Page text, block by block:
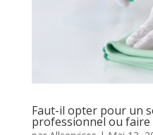
Faut-il opter pour un
professionnel ou faire